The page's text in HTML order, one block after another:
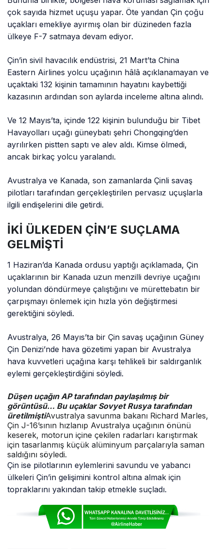
çok sayıda hizmet uçuşu yapar. Öte yandan Çin çoğu
uçakları emekliye ayırmış olan bir düzineden fazla
ülkeye F-7 satmaya devam ediyor.
Çin’in sivil havacılık endüstrisi, 21 Mart’ta China
Eastern Airlines yolcu uçağının hâlâ açıklanamayan ve
uçaktaki 132 kişinin tamamının hayatını kaybettiği
kazasının ardından son aylarda inceleme altına alındı.
Ve 12 Mayıs’ta, içinde 122 kişinin bulunduğu bir Tibet
Havayolları uçağı güneybatı şehri Chongqing’den
ayrılırken pistten saptı ve alev aldı. Kimse ölmedi,
ancak birkaç yolcu yaralandı.
Avustralya ve Kanada, son zamanlarda Çinli savaş
pilotları tarafından gerçekleştirilen pervasız uçuşlarla
ilgili endişelerini dile getirdi.
İKİ ÜLKEDEN ÇİN’E SUÇLAMA
GELMİŞTİ
1 Haziran’da Kanada ordusu yaptığı açıklamada, Çin
uçaklarının bir Kanada uzun menzilli devriye uçağını
yolundan döndürmeye çalıştığını ve mürettebatın bir
çarpışmayı önlemek için hızla yön değiştirmesi
gerektiğini söyledi.
Avustralya, 26 Mayıs’ta bir Çin savaş uçağının Güney
Çin Denizi’nde hava gözetimi yapan bir Avustralya
hava kuvvetleri uçağına karşı tehlikeli bir saldırganlık
eylemi gerçekleştirdiğini söyledi.
Düşen uçağın AP tarafından paylaşılmış bir
görüntüsü… Bu uçaklar Sovyet Rusya tarafından
üretilmiştiAvustralya savunma bakanı Richard Marles,
Çin J-16’sının hızlanıp Avustralya uçağının önünü
keserek, motorun içine çekilen radarları karıştırmak
için tasarlanmış küçük alüminyum parçalarıyla saman
saldığını söyledi.
Çin ise pilotlarının eylemlerini savundu ve yabancı
ülkeleri Çin’in gelişimini kontrol altına almak için
topraklarını yakından takip etmekle suçladı.